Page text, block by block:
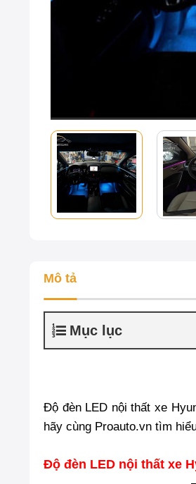
Mô tả
Mục lục
Độ đèn LED nội thất xe
hãy cùng Proauto.vn tìm
Độ đèn LED nội thất xe